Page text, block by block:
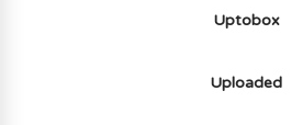
Uptobox
Uploaded